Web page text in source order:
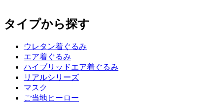
タイプから探す
ウレタン着ぐるみ
エア着ぐるみ
ハイブリッドエア着ぐるみ
リアルシリーズ
マスク
ご当地ヒーロー